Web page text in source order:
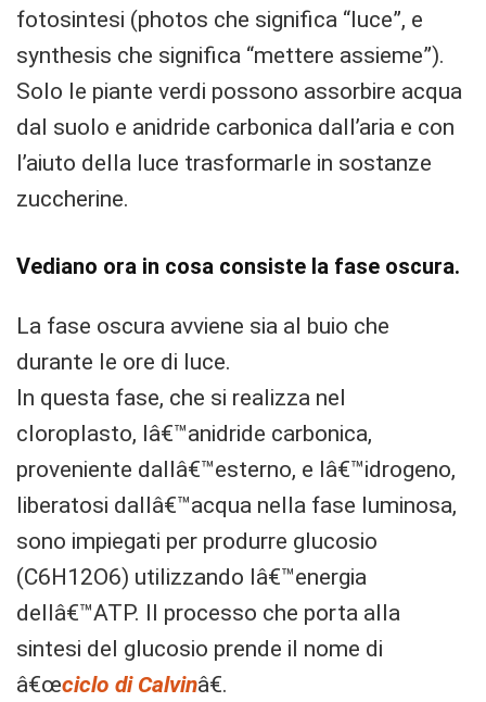
fotosintesi (photos che significa “luce”, e
synthesis che significa “mettere assieme”).
Solo le piante verdi possono assorbire acqua
dal suolo e anidride carbonica dall’aria e con
l’aiuto della luce trasformarle in sostanze
zuccherine.
Vediano ora in cosa consiste la fase oscura.
La fase oscura avviene sia al buio che
durante le ore di luce.
In questa fase, che si realizza nel
cloroplasto, lâ€™anidride carbonica,
proveniente dallâ€™esterno, e lâ€™idrogeno,
liberatosi dallâ€™acqua nella fase luminosa,
sono impiegati per produrre glucosio
(C6H12O6) utilizzando lâ€™energia
dellâ€™ATP. Il processo che porta alla
sintesi del glucosio prende il nome di
â€œciclo di Calvinâ€.